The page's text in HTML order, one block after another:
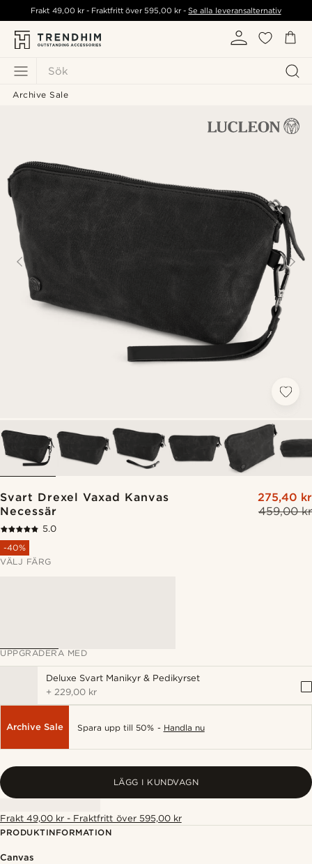
Sök
Frakt 49,00 kr- Fraktfritt över595,00 kr -Se alla leveransalternativ
Archive Sale
Svart Drexel Vaxad Kanvas
Necessär
459,00 kr
275,40 kr
5.0
-40%
VÄLJ FÄRG
UPPGRADERA MED
Deluxe Svart Manikyr & Pedikyrset
+ 229,00 kr
Archive Sale Spara upp till 50% - Handla nu
LÄGG I KUNDVAGN
Frakt 49,00 kr - Fraktfritt över 595,00 kr
PRODUKTINFORMATION
Canvas